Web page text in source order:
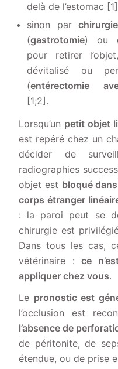
delà de l’estomac
sinon parchirurgie
(gastrotomie) ou
pour retirer
dévitalisé ou
(entérectomie
[1;2].
Lorsqu’un petit objet
est repéré chez un
décider de
radiographies
objet est bloqué
corps étranger
: la paroi peut se
chirurgie est
Dans tous les cas,
vétérinaire :ce
appliquer chez vous.
Le pronostic est
l’occlusion est
l’absence de
de péritonite, de
étendue, ou de prise